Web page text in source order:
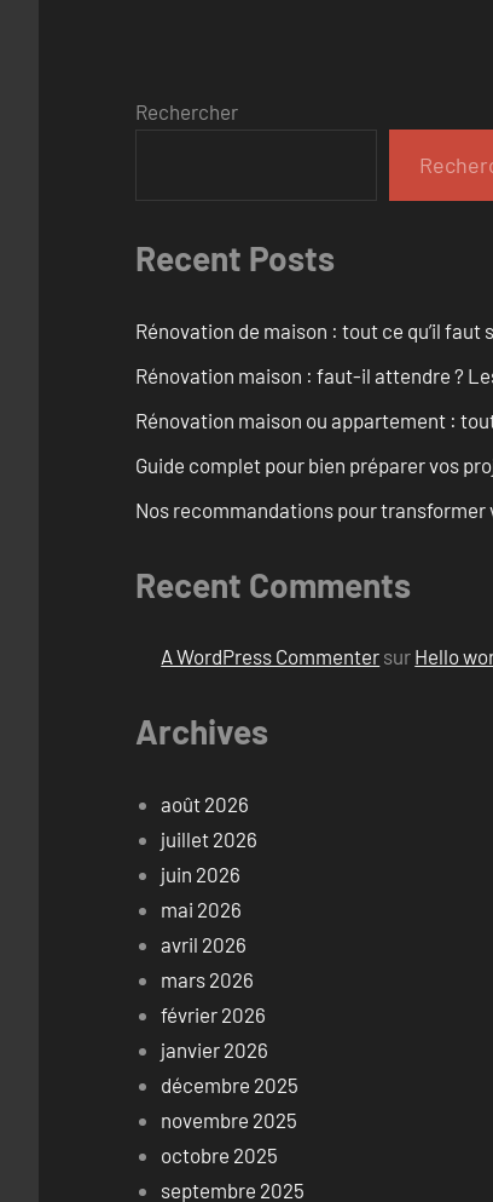
Rechercher
Recent Posts
Rénovation de maison : tout ce qu’il faut
Rénovation maison : faut-il attendre ?
Rénovation maison ou appartement :
Guide complet pour bien préparer vos
Nos recommandations pour transformer
Recent Comments
A WordPress Commenter sur Hello
Archives
août 2026
juillet 2026
juin 2026
mai 2026
avril 2026
mars 2026
février 2026
janvier 2026
décembre 2025
novembre 2025
octobre 2025
septembre 2025